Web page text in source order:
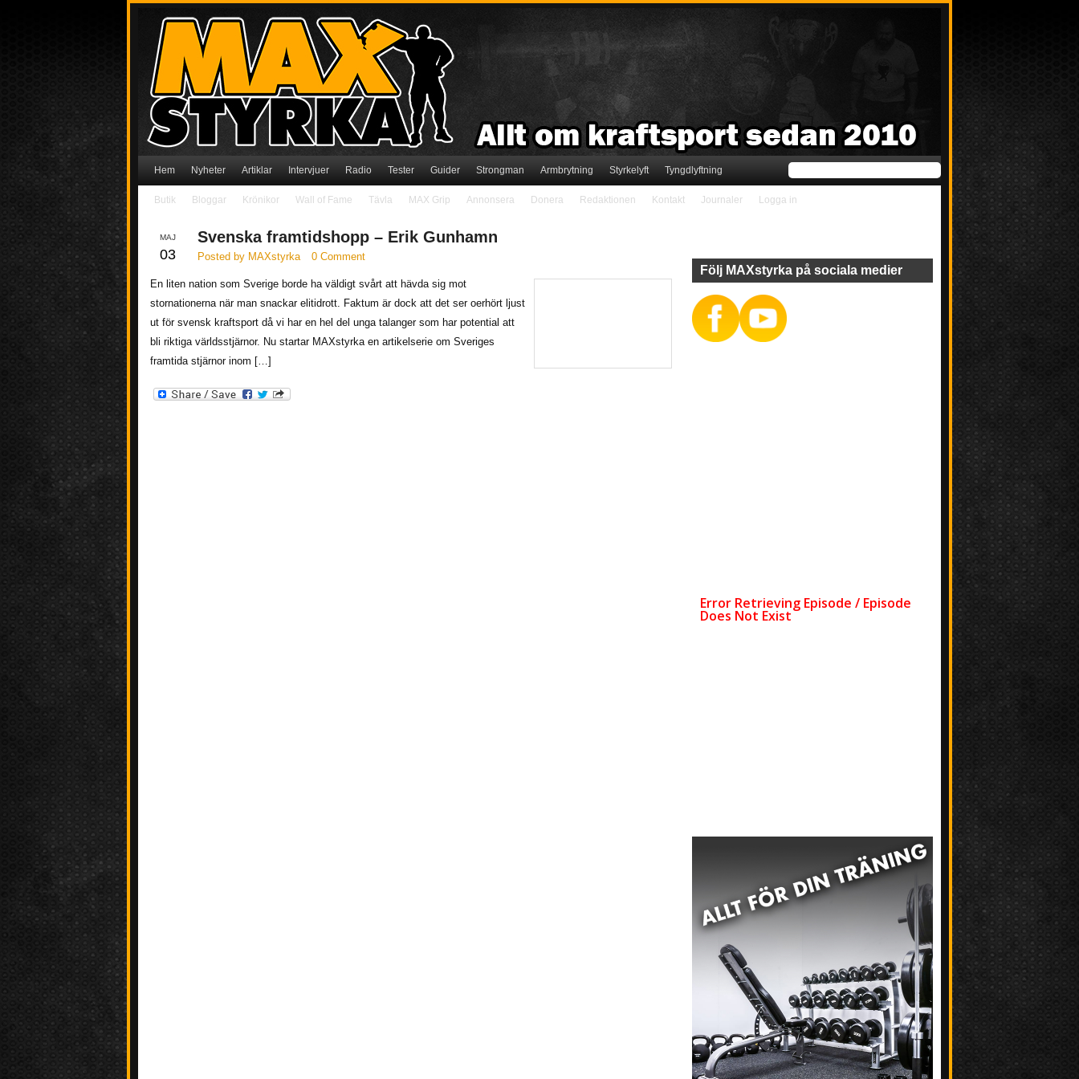
Hem Nyheter Artiklar Intervjuer Radio Tester Guider Strongman Armbrytning Styrkelyft Tyngdlyftning
Butik Bloggar Krönikor Wall of Fame Tävla MAX Grip Annonsera Donera Redaktionen Kontakt Journaler Logga in
MAJ
03
Svenska framtidshopp – Erik Gunhamn
Posted by MAXstyrka 0 Comment
En liten nation som Sverige borde ha väldigt svårt att hävda sig mot
stornationerna när man snackar elitidrott. Faktum är dock att det ser oerhört ljust
ut för svensk kraftsport då vi har en hel del unga talanger som har potential att
bli riktiga världsstjärnor. Nu startar MAXstyrka en artikelserie om Sveriges
framtida stjärnor inom […]
Följ MAXstyrka på sociala medier